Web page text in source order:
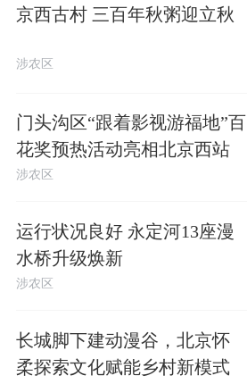
京西古村 三百年秋粥迎立秋
涉农区
门头沟区“跟着影视游福地”百
花奖预热活动亮相北京西站
涉农区
运行状况良好 永定河13座漫
水桥升级焕新
涉农区
长城脚下建动漫谷，北京怀
柔探索文化赋能乡村新模式